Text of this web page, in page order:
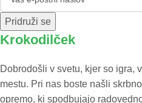
Pridruži se
Krokodilček
Dobrodošli v svetu, kjer so igra,
mestu. Pri nas boste našli
opremo, ki spodbujajo